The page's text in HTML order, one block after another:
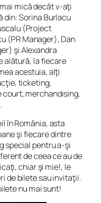
mică decât v-aţi
din: Sorina Burlacu
(Project
(PR Manager), Dan
şi Alexandra
alătură, la fiecare
acestuia, alţi
ticketing,
court, merchandising,
în România, asta
şi fiecare dintre
special pentru a-şi
de ceea ce au de
chiar şi mie!, le
de bilete sau invitaţii.
nu mai sunt!